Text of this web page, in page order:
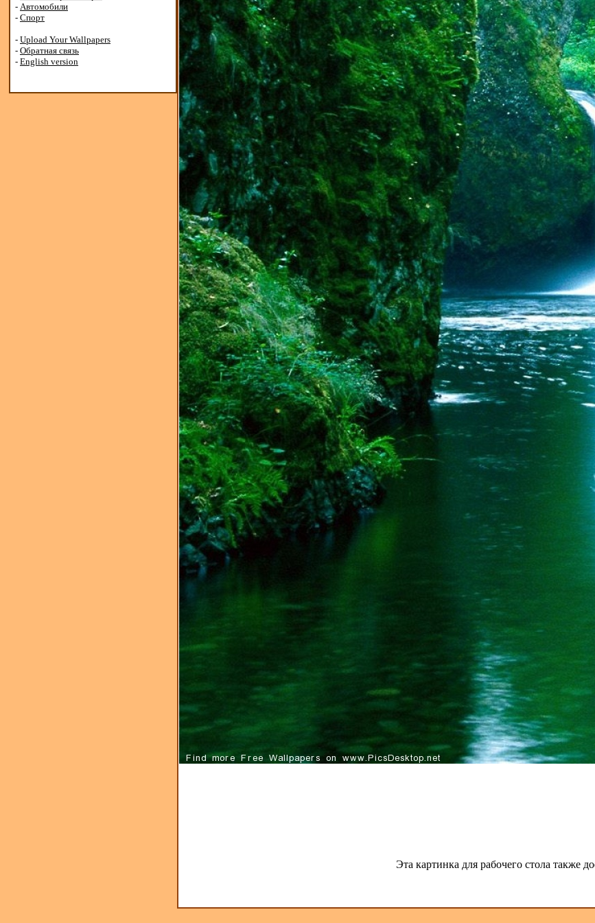
- Автомобили
- Спорт
- Upload Your Wallpapers
- Обратная связь
- English version
Эта картинка для рабочего стола также